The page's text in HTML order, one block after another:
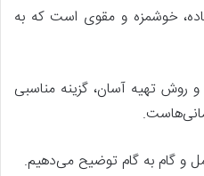
خوشمزه و مقوی است که به
و روش تهیه آسان، گزینه مناسبی
و گام به گام توضیح می‌دهیم.